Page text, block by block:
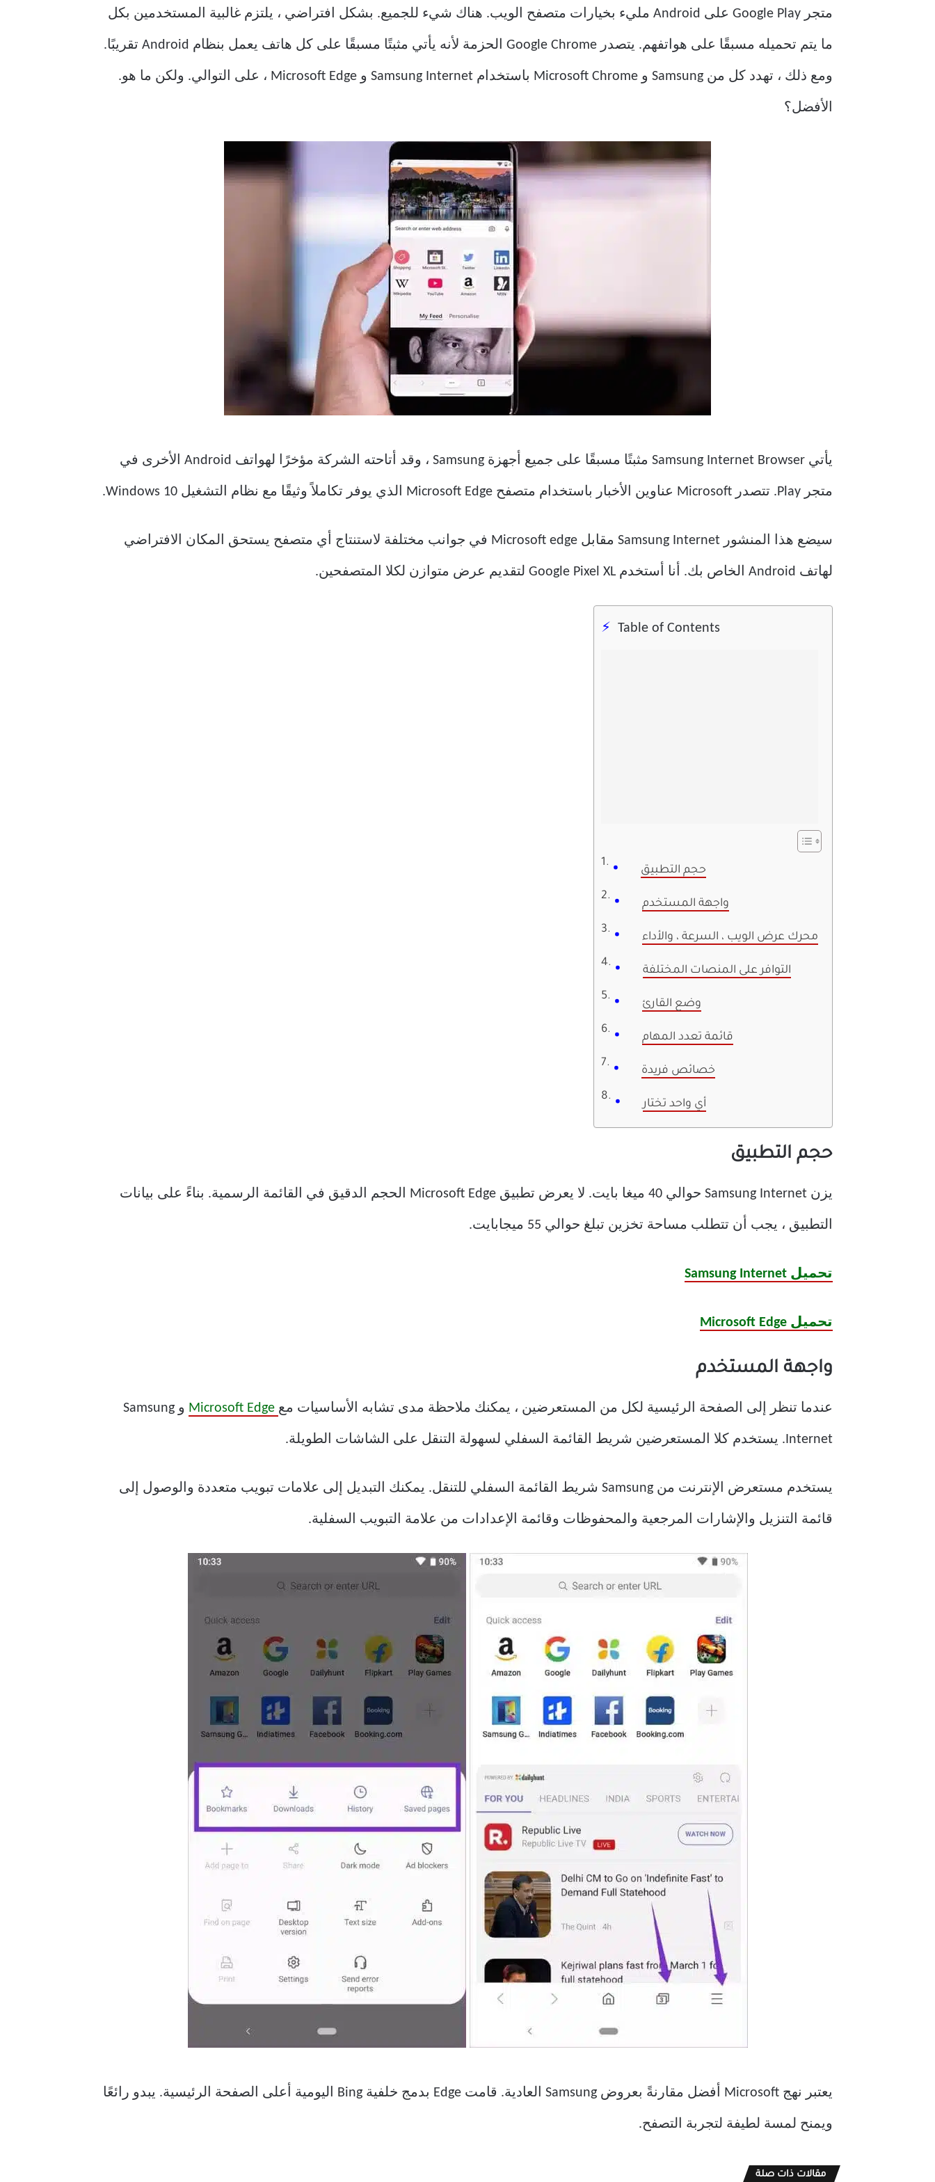
متجر Google Play على Android مليء بخيارات متصفح الويب. هناك شيء للجميع. بشكل افتراضي ، يلتزم غالبية المستخدمين بكل
ما يتم تحميله مسبقًا على هواتفهم. يتصدر Google Chrome الحزمة لأنه يأتي مثبتًا مسبقًا على كل هاتف يعمل بنظام Android تقريبًا.
ومع ذلك ، تهدد كل من Samsung و Microsoft Chrome باستخدام Samsung Internet و Microsoft Edge ، على التوالي. ولكن ما هو.
الأفضل؟
يأتي Samsung Internet Browser مثبتًا مسبقًا على جميع أجهزة Samsung ، وقد أتاحته الشركة مؤخرًا لهواتف Android الأخرى في
متجر Play. تتصدر Microsoft عناوين الأخبار باستخدام متصفح Microsoft Edge الذي يوفر تكاملاً وثيقًا مع نظام التشغيل Windows 10.
سيضع هذا المنشور Samsung Internet مقابل Microsoft edge في جوانب مختلفة لاستنتاج أي متصفح يستحق المكان الافتراضي
لهاتف Android الخاص بك. أنا أستخدم Google Pixel XL لتقديم عرض متوازن لكلا المتصفحين.
Table of Contents
حجم التطبيق
واجهة المستخدم
محرك عرض الويب ، السرعة ، والأداء
التوافر على المنصات المختلفة
وضع القارئ
قائمة تعدد المهام
خصائص فريدة
أي واحد تختار
حجم التطبيق
يزن Samsung Internet حوالي 40 ميغا بايت. لا يعرض تطبيق Microsoft Edge الحجم الدقيق في القائمة الرسمية. بناءً على بيانات
التطبيق ، يجب أن تتطلب مساحة تخزين تبلغ حوالي 55 ميجابايت.
تحميل Samsung Internet
تحميل Microsoft Edge
واجهة المستخدم
عندما تنظر إلى الصفحة الرئيسية لكل من المستعرضين ، يمكنك ملاحظة مدى تشابه الأساسيات مع و Samsung
Internet. يستخدم كلا المستعرضين شريط القائمة السفلي لسهولة التنقل على الشاشات الطويلة.
يستخدم مستعرض الإنترنت من Samsung شريط القائمة السفلي للتنقل. يمكنك التبديل إلى علامات تبويب متعددة والوصول إلى
قائمة التنزيل والإشارات المرجعية والمحفوظات وقائمة الإعدادات من علامة التبويب السفلية.
يعتبر نهج Microsoft أفضل مقارنةً بعروض Samsung العادية. قامت Edge بدمج خلفية Bing اليومية أعلى الصفحة الرئيسية. يبدو رائعًا
ويمنح لمسة لطيفة لتجربة التصفح.
مقالات ذات صلة